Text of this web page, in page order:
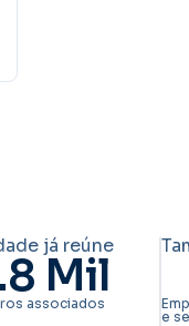
já reúne
Mil
associados
e